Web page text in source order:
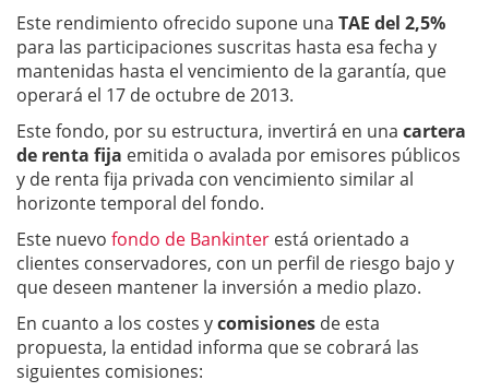
Este rendimiento ofrecido supone una TAE del 2,5%
para las participaciones suscritas hasta esa fecha y
mantenidas hasta el vencimiento de la garantía, que
operará el 17 de octubre de 2013.
Este fondo, por su estructura, invertirá en una cartera
de renta fija emitida o avalada por emisores públicos
y de renta fija privada con vencimiento similar al
horizonte temporal del fondo.
Este nuevo fondo de Bankinter está orientado a
clientes conservadores, con un perfil de riesgo bajo y
que deseen mantener la inversión a medio plazo.
En cuanto a los costes ycomisiones de esta
propuesta, la entidad informa que se cobrará las
siguientes comisiones: